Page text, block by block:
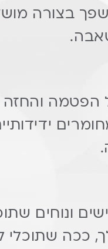
בצורה
והחזה
ונוחים
ככה